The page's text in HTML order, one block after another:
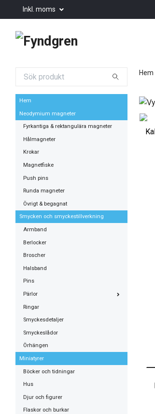
Inkl. moms
Hem
Neodymium magneter
Fyrkantiga & rektangulära magneter
Hålmagneter
Krokar
Magnetfiske
Push pins
Runda magneter
Övrigt & begagnat
Smycken och smyckestillverkning
Armband
Berlocker
Broscher
Halsband
Pins
Pärlor
Ringar
Smyckesdetaljer
Smyckeslådor
Örhängen
Miniatyrer
Böcker och tidningar
Hus
Djur och figurer
Flaskor och burkar
Hem